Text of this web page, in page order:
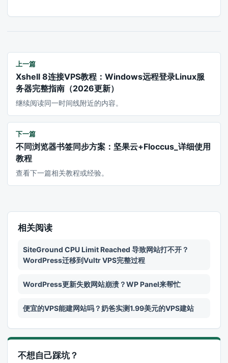
上一篇
Xshell 8连接VPS教程：Windows远程登录Linux服
务器完整指南（2026更新）
继续阅读同一时间线附近的内容。
下一篇
不同浏览器书签同步方案：坚果云+Floccus_详细使用
教程
查看下一篇相关教程或经验。
相关阅读
SiteGround CPU Limit Reached 导致网站打不开？
WordPress迁移到Vultr VPS完整过程
WordPress更新失败网站崩溃？WP Panel来帮忙
便宜的VPS能建网站吗？奶爸实测1.99美元的VPS建站
不想自己踩坑？